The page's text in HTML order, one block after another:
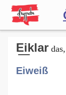
Forum
E͟iklar
Eiweiß